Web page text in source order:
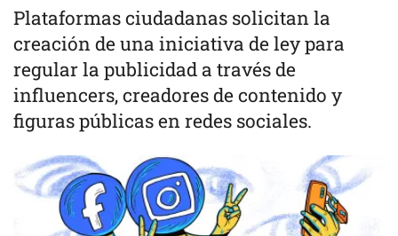
Plataformas ciudadanas solicitan la
creación de una iniciativa de ley para
regular la publicidad a través de
influencers, creadores de contenido y
figuras públicas en redes sociales.